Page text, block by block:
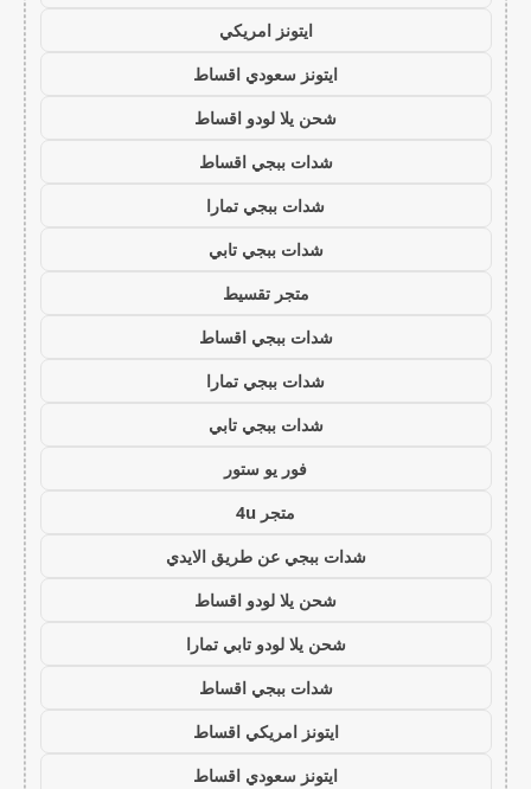
ايتونز امريكي
ايتونز سعودي اقساط
شحن يلا لودو اقساط
شدات ببجي اقساط
شدات ببجي تمارا
شدات ببجي تابي
متجر تقسيط
شدات ببجي اقساط
شدات ببجي تمارا
شدات ببجي تابي
فور يو ستور
متجر 4u
شدات ببجي عن طريق الايدي
شحن يلا لودو اقساط
شحن يلا لودو تابي تمارا
شدات ببجي اقساط
ايتونز امريكي اقساط
ايتونز سعودي اقساط